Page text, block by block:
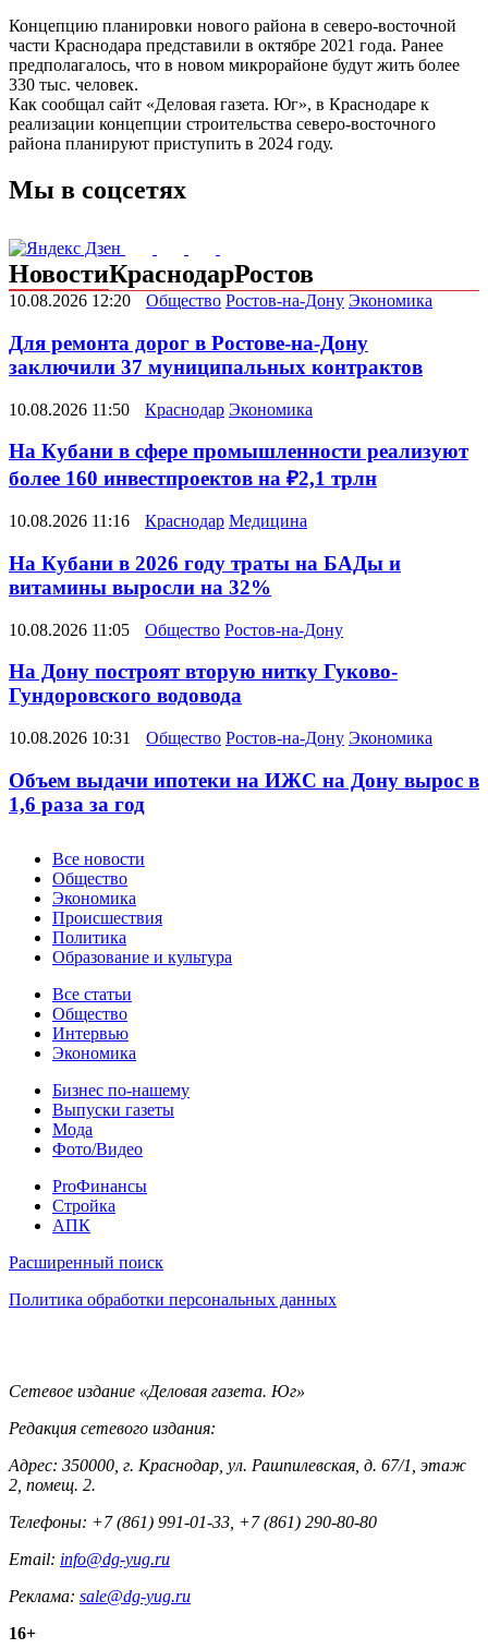
Концепцию планировки нового района в северо-восточной
части Краснодара представили в октябре 2021 года. Ранее
предполагалось, что в новом микрорайоне будут жить более
330 тыс. человек.
Как сообщал сайт «Деловая газета. Юг», в Краснодаре к
реализации концепции строительства северо-восточного
района планируют приступить в 2024 году.
Мы в соцсетях
НовостиКраснодарРостов
10.08.2026 12:20 Общество Ростов-на-Дону Экономика
Для ремонта дорог в Ростове-на-Дону
заключили 37 муниципальных контрактов
10.08.2026 11:50 Краснодар Экономика
На Кубани в сфере промышленности реализуют
более 160 инвестпроектов на ₽2,1 трлн
10.08.2026 11:16 Краснодар Медицина
На Кубани в 2026 году траты на БАДы и
витамины выросли на 32%
10.08.2026 11:05 Общество Ростов-на-Дону
На Дону построят вторую нитку Гуково-
Гундоровского водовода
10.08.2026 10:31 Общество Ростов-на-Дону Экономика
Объем выдачи ипотеки на ИЖС на Дону вырос в
1,6 раза за год
Новости
Все новости
Общество
Экономика
Происшествия
Политика
Образование и культура
Статьи
Все статьи
Общество
Интервью
Экономика
Разное
Бизнес по-нашему
Выпуски газеты
Мода
Фото/Видео
Pro
ProФинансы
Стройка
АПК
Информация
Расширенный поиск
Политика обработки персональных данных
Контакты
Сетевое издание «Деловая газета. Юг»
Редакция сетевого издания:
Адрес: 350000, г. Краснодар, ул. Рашпилевская, д. 67/1, этаж
2, помещ. 2.
Телефоны: +7 (861) 991-01-33, +7 (861) 290-80-80
Email: info@dg-yug.ru
Реклама: sale@dg-yug.ru
Информация
16+